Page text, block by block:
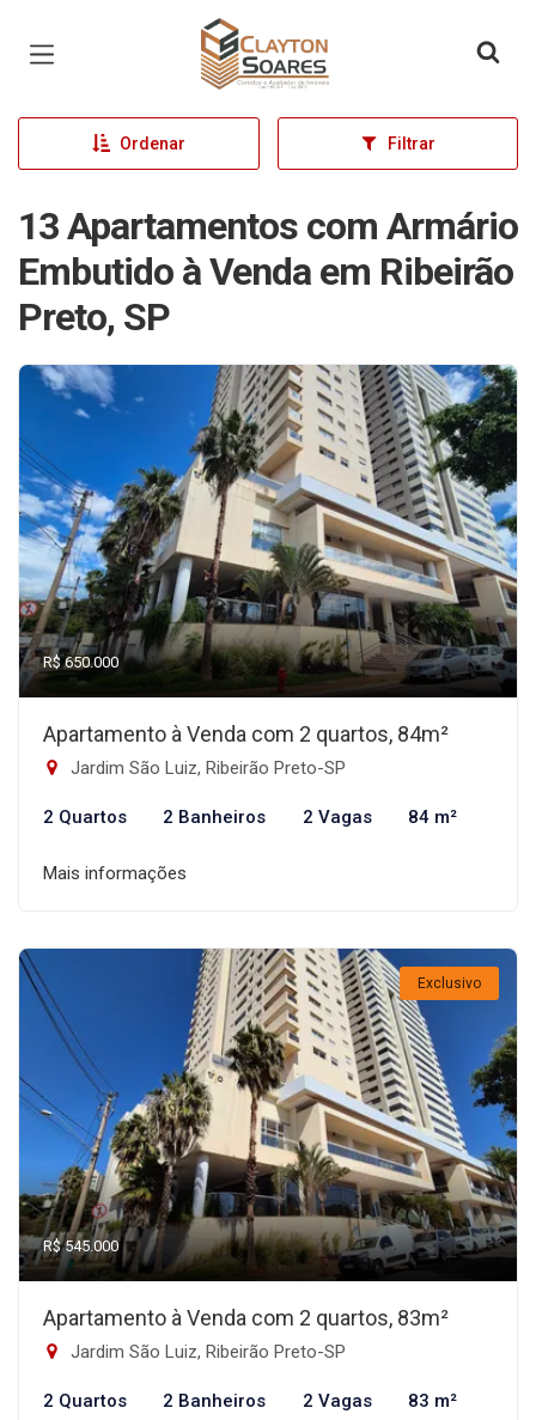
Página inicial
Ordenar Filtrar
13 Apartamentos com Armário
Embutido à Venda em Ribeirão
Preto, SP
R$ 650.000
Apartamento à Venda com 2 quartos, 84m²
Jardim São Luiz, Ribeirão Preto-SP
2 Quartos 2 Banheiros 2 Vagas 84 m²
Mais informações
Exclusivo
R$ 545.000
Apartamento à Venda com 2 quartos, 83m²
Jardim São Luiz, Ribeirão Preto-SP
2 Quartos 2 Banheiros 2 Vagas 83 m²